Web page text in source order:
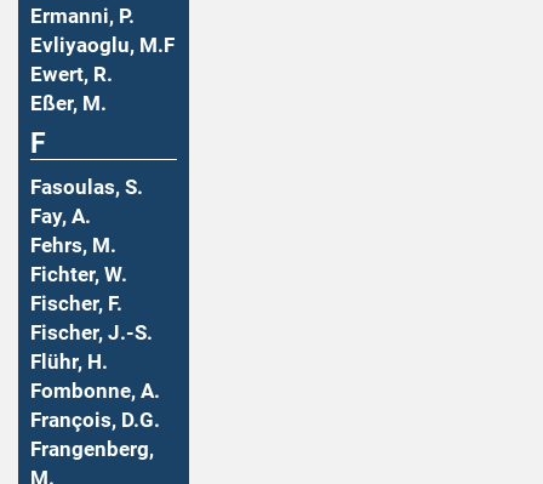
Ermanni, P.
Evliyaoglu, M.F
Ewert, R.
Eßer, M.
F
Fasoulas, S.
Fay, A.
Fehrs, M.
Fichter, W.
Fischer, F.
Fischer, J.-S.
Flühr, H.
Fombonne, A.
François, D.G.
Frangenberg,
M.